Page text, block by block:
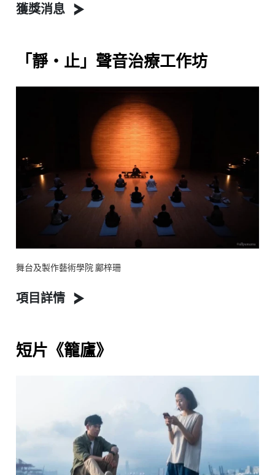
獲獎消息
「靜‧止」聲音治療工作坊
舞台及製作藝術學院 鄺梓珊
項目詳情
短片《籠廬》